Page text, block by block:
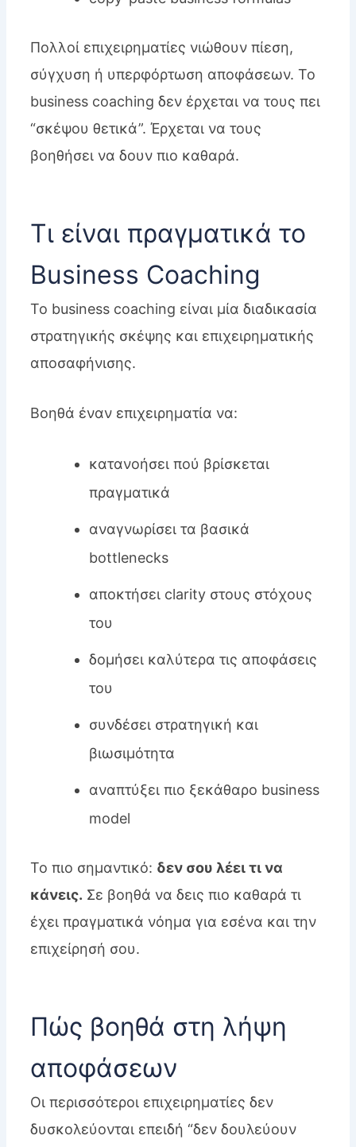
Πολλοί επιχειρηματίες νιώθουν πίεση,
σύγχυση ή υπερφόρτωση αποφάσεων. Το
business coaching δεν έρχεται να τους πει
“σκέψου θετικά”. Έρχεται να τους
βοηθήσει να δουν πιο καθαρά.
Τι είναι πραγματικά το
Business Coaching
Το business coaching είναι μία διαδικασία
στρατηγικής σκέψης και επιχειρηματικής
αποσαφήνισης.
Βοηθά έναν επιχειρηματία να:
κατανοήσει πού βρίσκεται
πραγματικά
αναγνωρίσει τα βασικά
bottlenecks
αποκτήσει clarity στους στόχους
του
δομήσει καλύτερα τις αποφάσεις
του
συνδέσει στρατηγική και
βιωσιμότητα
αναπτύξει πιο ξεκάθαρο business
model
Το πιο σημαντικό: δεν σου λέει τι να
κάνεις. Σε βοηθά να δεις πιο καθαρά τι
έχει πραγματικά νόημα για εσένα και την
επιχείρησή σου.
Πώς βοηθά στη λήψη
αποφάσεων
Οι περισσότεροι επιχειρηματίες δεν
δυσκολεύονται επειδή “δεν δουλεύουν